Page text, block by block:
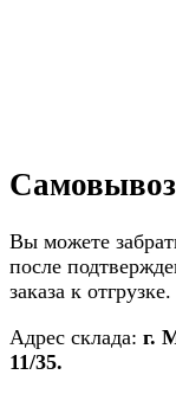
Самовывоз
Вы можете
после
заказа к отгрузке.
Адрес склада: г.
11/35.